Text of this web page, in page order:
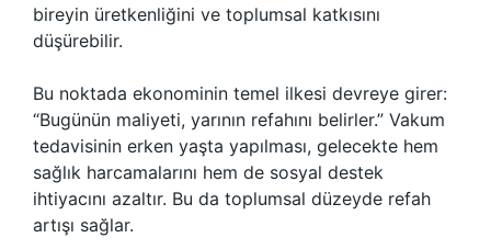
bireyin üretkenliğini ve toplumsal katkısını
düşürebilir.
Bu noktada ekonominin temel ilkesi devreye girer:
“Bugünün maliyeti, yarının refahını belirler.” Vakum
tedavisinin erken yaşta yapılması, gelecekte hem
sağlık harcamalarını hem de sosyal destek
ihtiyacını azaltır. Bu da toplumsal düzeyde refah
artışı sağlar.